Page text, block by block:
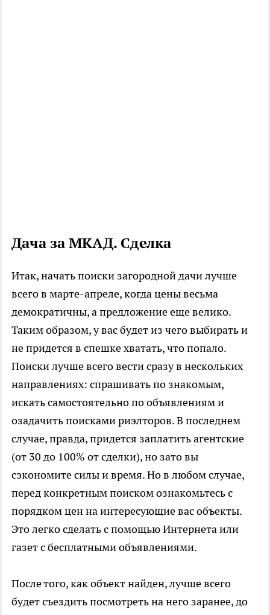
Дача за МКАД. Сделка
Итак, начать поиски загородной дачи лучше
всего в марте-апреле, когда цены весьма
демократичны, а предложение еще велико.
Таким образом, у вас будет из чего выбирать и
не придется в спешке хватать, что попало.
Поиски лучше всего вести сразу в нескольких
направлениях: спрашивать по знакомым,
искать самостоятельно по объявлениям и
озадачить поисками риэлторов. В последнем
случае, правда, придется заплатить агентские
(от 30 до 100% от сделки), но зато вы
сэкономите силы и время. Но в любом случае,
перед конкретным поиском ознакомьтесь с
порядком цен на интересующие вас объекты.
Это легко сделать с помощью Интернета или
газет с бесплатными объявлениями.
После того, как объект найден, лучше всего
будет съездить посмотреть на него заранее, до